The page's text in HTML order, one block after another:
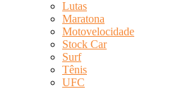
Lutas
Maratona
Motovelocidade
Stock Car
Surf
Tênis
UFC